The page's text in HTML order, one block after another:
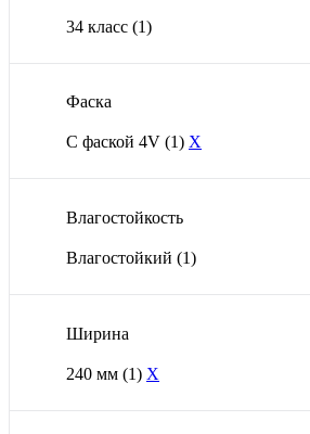
34 класс (1)
Фаска
С фаской 4V (1) X
Влагостойкость
Влагостойкий (1)
Ширина
240 мм (1) X